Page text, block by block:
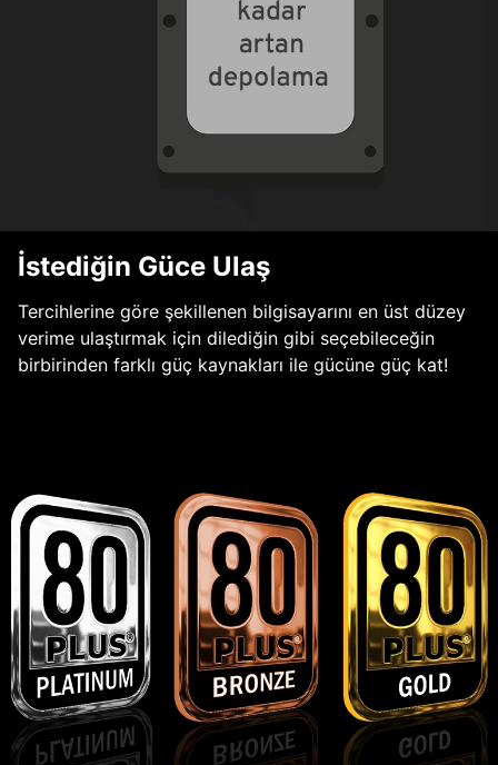
İstediğin Güce Ulaş
Tercihlerine göre şekillenen bilgisayarını en üst düzey
verime ulaştırmak için dilediğin gibi seçebileceğin
birbirinden farklı güç kaynakları ile gücüne güç kat!